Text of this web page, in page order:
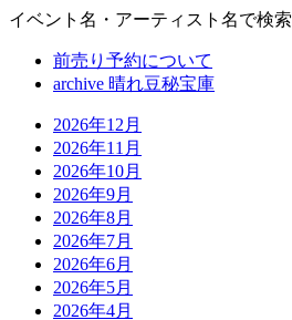
イベント名・アーティスト名で検索
前売り予約について
archive 晴れ豆秘宝庫
2026年12月
2026年11月
2026年10月
2026年9月
2026年8月
2026年7月
2026年6月
2026年5月
2026年4月